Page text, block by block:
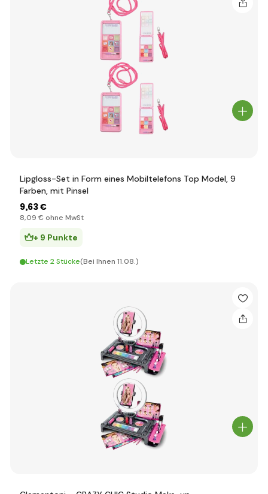
Lipgloss-Set in Form eines Mobiltelefons Top Model, 9
Farben, mit Pinsel
9,63 €
8,09 € ohne MwSt
+ 9 Punkte
Letzte 2 Stücke(Bei Ihnen 11.08.)